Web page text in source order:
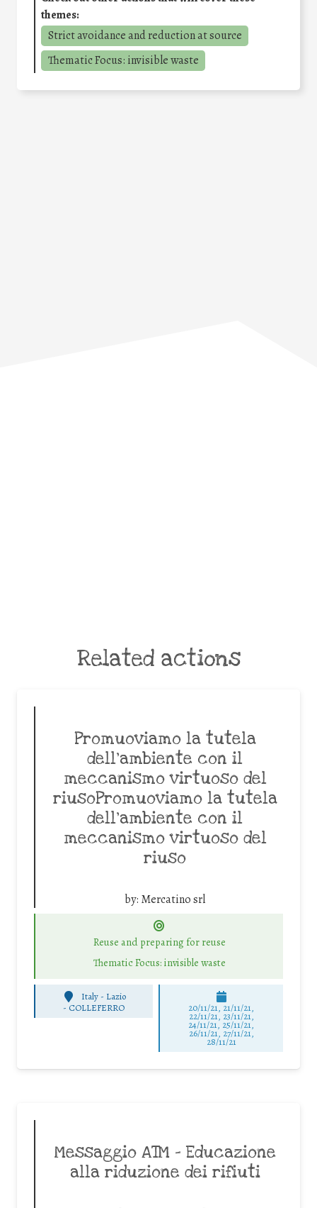
themes:
Strict avoidance and reduction at source
Thematic Focus: invisible waste
Related actions
Promuoviamo la tutela
dell’ambiente con il
meccanismo virtuoso del
riusoPromuoviamo la tutela
dell’ambiente con il
meccanismo virtuoso del
riuso
by: Mercatino srl
Reuse and preparing for reuse
Thematic Focus: invisible waste
Italy - Lazio
- COLLEFERRO 20/11/21, 21/11/21,
22/11/21, 23/11/21,
24/11/21, 25/11/21,
26/11/21, 27/11/21,
28/11/21
Messaggio ATM – Educazione
alla riduzione dei rifiuti